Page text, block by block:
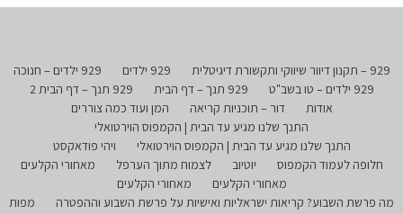
929 – תקנון דיוור שיווקי ותקשורת דיגיטלית 929 ילדים
929 ילדים – חנוכה
929 ילדים – טו בשב"ט
929 תנך – דף הבית
929 תנך – דף הבית 2
אודות
דור – תוכניות קריאה
המן ועוד כמה צוררים
התנך שלנו מגיע עד הבית | הקמפוס הוירטואלי
התנך שלנו מגיע עד הבית | הקמפוס הוירטואלי
ויהי פודאקסט
חלופה לעמוד הקמפוס
יוטיוב לצמוח מתוך הערפל
מאחורי הקלעים
מאחורי הקלעים
מאחורי הקלעים
מה פרשת השבוע? קריאות ישראליות ואישיות על פרשת השבוע וההפטרה
מפות